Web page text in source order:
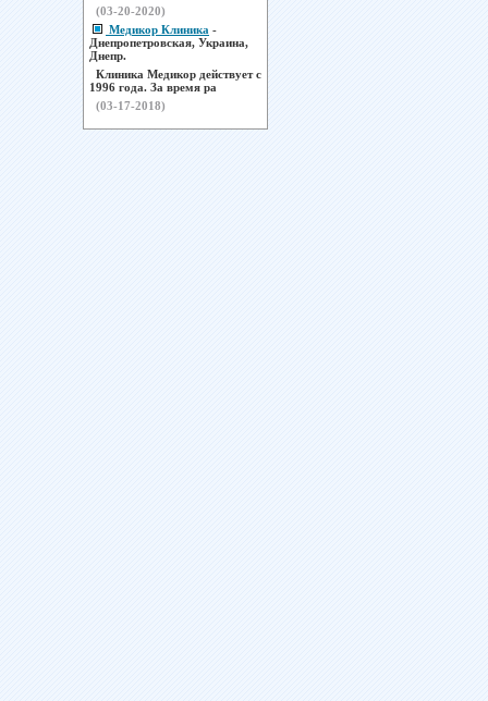
(03-20-2020)
Медикор Клиника -
Днепропетровская, Украина,
Днепр.
Клиника Медикор действует с
1996 года. За время ра
(03-17-2018)